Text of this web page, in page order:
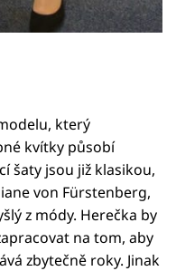
který
kvítky působí
šaty jsou již klasikou,
von Fürstenberg,
z módy. Herečka by
na tom, aby
zbytečně roky. Jinak